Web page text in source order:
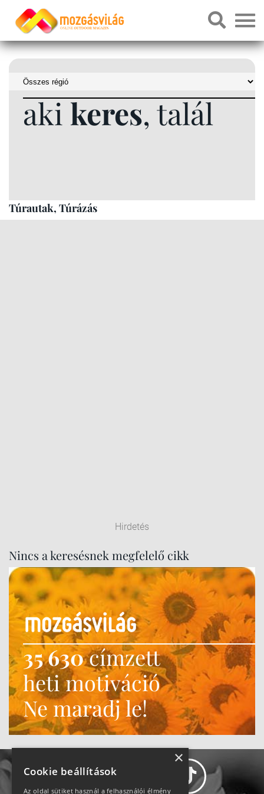
aki keres, talál
Túrautak, Túrázás
Hirdetés
Nincs a keresésnek megfelelő cikk
35 630címzett
heti motiváció
Ne maradj le!
×
Cookie beállítások
Az oldal sütiket használ a felhasználói élmény